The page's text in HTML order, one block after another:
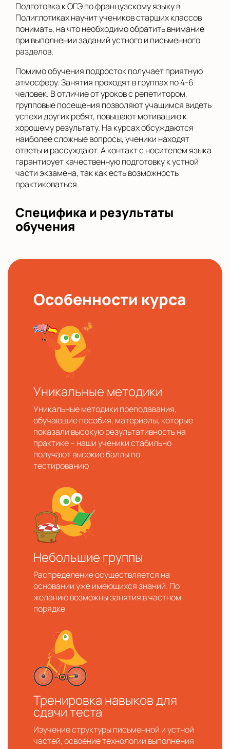
Подготовка к ОГЭ по французскому языку в
Полиглотиках научит учеников старших классов
понимать, на что необходимо обратить внимание
при выполнении заданий устного и письменного
разделов.
Помимо обучения подросток получает приятную
атмосферу. Занятия проходят в группах по 4-6
человек. В отличие от уроков с репетитором,
групповые посещения позволяют учащимся видеть
успехи других ребят, повышают мотивацию к
хорошему результату. На курсах обсуждаются
наиболее сложные вопросы, ученики находят
ответы и рассуждают. А контакт с носителем языка
гарантирует качественную подготовку к устной
части экзамена, так как есть возможность
практиковаться.
Специфика и результаты
обучения
Особенности курса
Уникальные методики
Уникальные методики преподавания,
обучающие пособия, материалы, которые
показали высокую результативность на
практике – наши ученики стабильно
получают высокие баллы по
тестированию
Небольшие группы
Распределение осуществляется на
основании уже имеющихся знаний. По
желанию возможны занятия в частном
порядке
Тренировка навыков для
сдачи теста
Изучение структуры письменной и устной
частей, освоение технологии выполнения